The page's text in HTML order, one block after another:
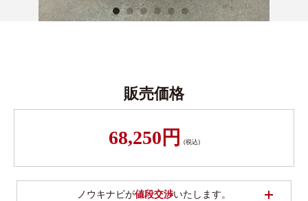
販売価格
68,250円 (税込)
ノウキナビが値段交渉いたします。